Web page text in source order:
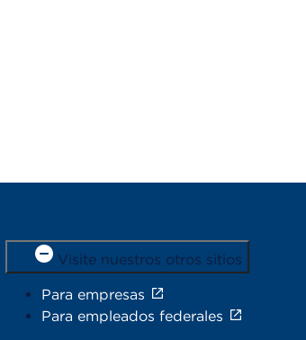
Visite nuestros otros sitios
Para empresas
Para empleados federales